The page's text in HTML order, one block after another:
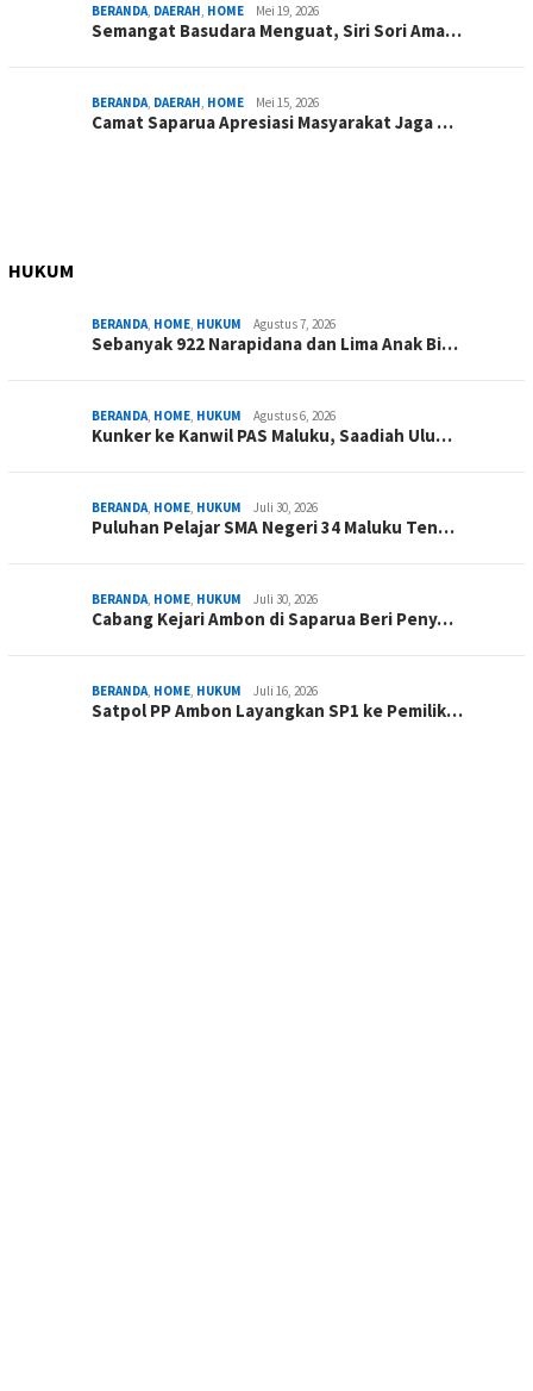
BERANDA DAERAH HOME Mei 19, 2026
Semangat Basudara Menguat, Siri Sori Ama…
BERANDA DAERAH HOME Mei 15, 2026
Camat Saparua Apresiasi Masyarakat Jaga …
HUKUM
BERANDA HOME HUKUM Agustus 7, 2026
Sebanyak 922 Narapidana dan Lima Anak Bi…
BERANDA HOME HUKUM Agustus 6, 2026
Kunker ke Kanwil PAS Maluku, Saadiah Ulu…
BERANDA HOME HUKUM Juli 30, 2026
Puluhan Pelajar SMA Negeri 34 Maluku Ten…
BERANDA HOME HUKUM Juli 30, 2026
Cabang Kejari Ambon di Saparua Beri Peny…
BERANDA HOME HUKUM Juli 16, 2026
Satpol PP Ambon Layangkan SP1 ke Pemilik…